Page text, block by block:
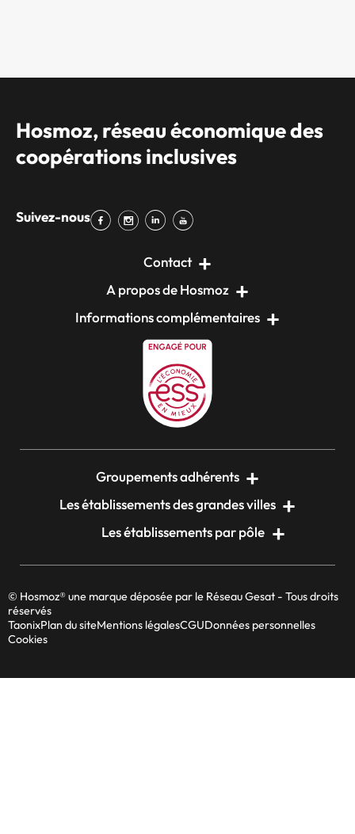
Hosmoz, réseau économique des
coopérations inclusives
Suivez-nous
Contact
A propos de Hosmoz
Informations complémentaires
Groupements adhérents
Les établissements des grandes villes
Les établissements par pôle
© Hosmoz® une marque déposée par le Réseau Gesat - Tous droits
réservés
TaonixPlan du siteMentions légalesCGUDonnées personnelles
Cookies